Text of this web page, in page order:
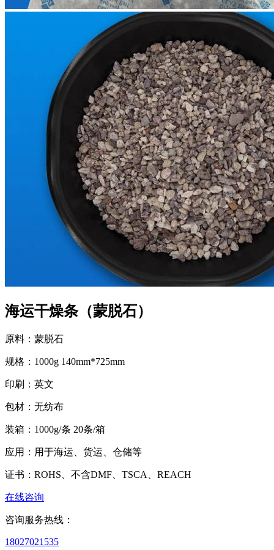
海运干燥条（蒙脱石）
原料： 蒙脱石
规格： 1000g 140mm*725mm
印刷： 英文
包材： 无纺布
装箱： 1000g/条 20条/箱
应用： 用于海运、货运、仓储等
证书： ROHS、不含DMF、TSCA、REACH
在线咨询
咨询服务热线：
18027021535